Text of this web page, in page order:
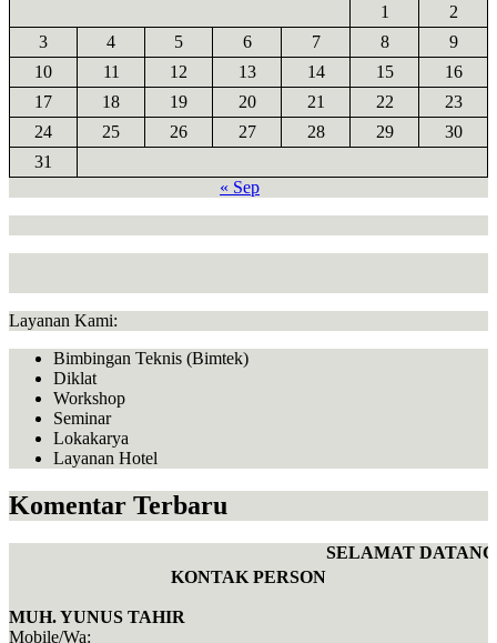
1
2
3
4 5 6 7 8
9
10
11 12 13 14 15
16
17
18 19 20 21 22
23
24
25 26 27 28 29
30
31
« Sep
Layanan Kami:
Bimbingan Teknis (Bimtek)
Diklat
Workshop
Seminar
Lokakarya
Layanan Hotel
Komentar Terbaru
SELAMAT
KONTAK PERSON
MUH. YUNUS TAHIR
Mobile/Wa: